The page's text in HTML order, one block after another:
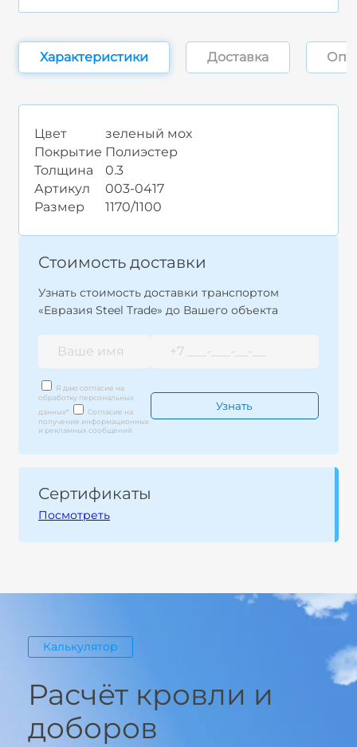
Характеристики Доставка
Цвет
зеленый мох
Покрытие Полиэстер
Толщина
0.3
Артикул
003-0417
Размер
1170/1100
Стоимость доставки
Узнать стоимость доставки транспортом
«Евразия Steel Trade» до Вашего объекта
Я даю согласие на
обработку персональных
данных*
Согласие на
получение информационных
и рекламных сообщений
Сертификаты
Посмотреть
Калькулятор
Расчёт кровли и
доборов